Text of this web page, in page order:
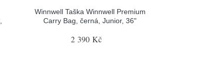
Winnwell Taška Winnwell Premium
Carry Bag, černá, Junior, 36"
2 390 Kč